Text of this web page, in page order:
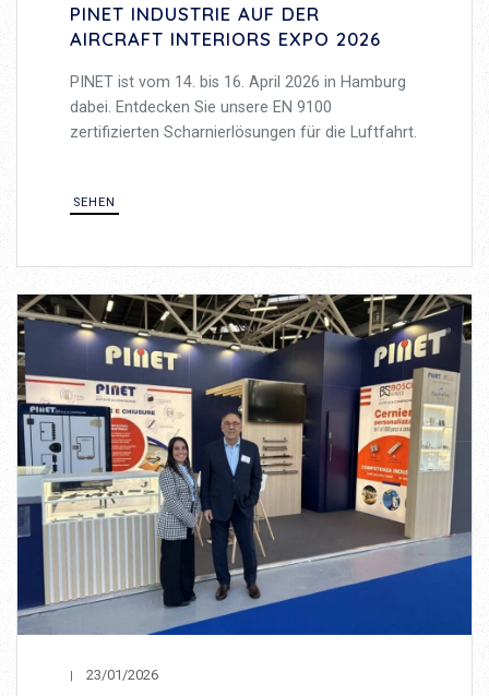
PINET INDUSTRIE AUF DER
AIRCRAFT INTERIORS EXPO 2026
PINET ist vom 14. bis 16. April 2026 in Hamburg
dabei. Entdecken Sie unsere EN 9100
zertifizierten Scharnierlösungen für die Luftfahrt.
SEHEN
23/01/2026